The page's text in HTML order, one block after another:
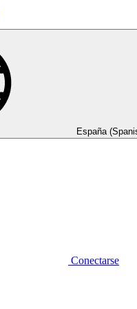
España
Conectarse